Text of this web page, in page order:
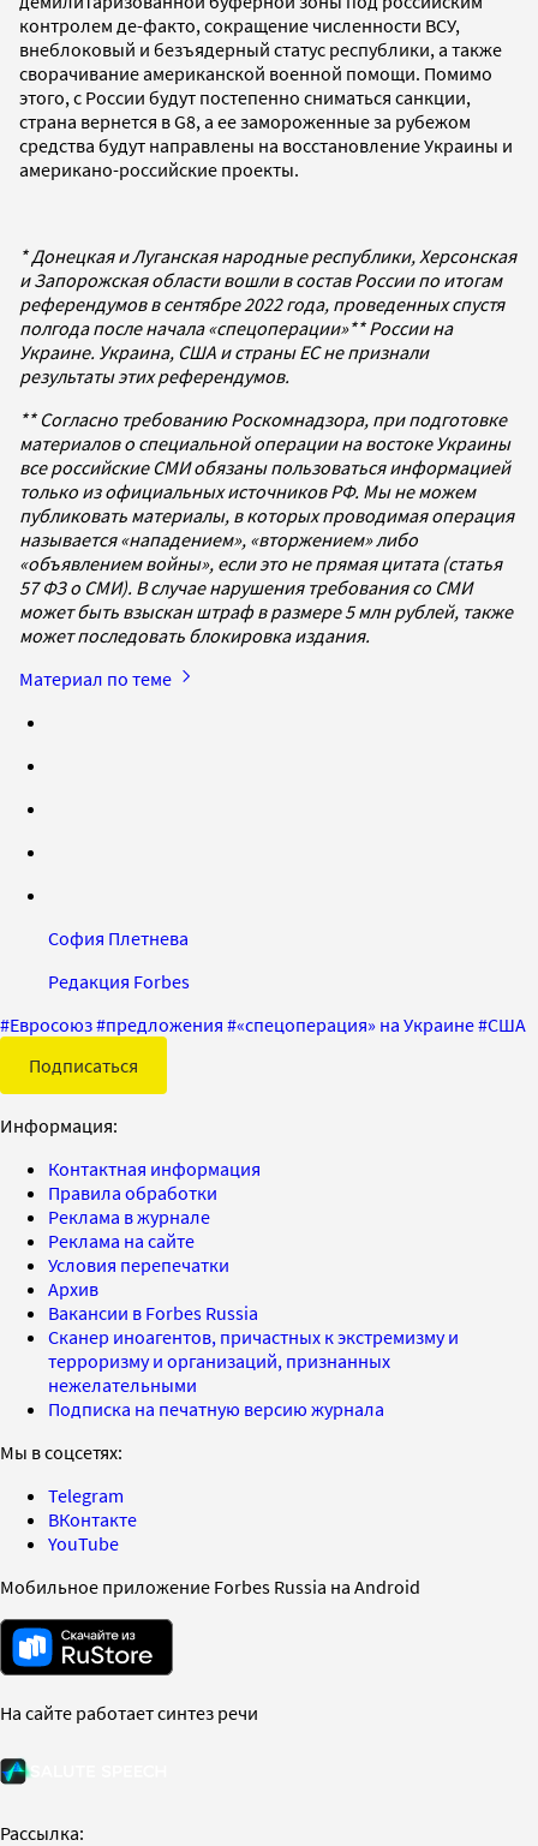
контролем де-факто, сокращение численности ВСУ,
внеблоковый и безъядерный статус республики, а также
сворачивание американской военной помощи. Помимо
этого, с России будут постепенно сниматься санкции,
страна вернется в G8, а ее замороженные за рубежом
средства будут направлены на восстановление Украины и
американо-российские проекты.
* Донецкая и Луганская народные республики, Херсонская
и Запорожская области вошли в состав России по итогам
референдумов в сентябре 2022 года, проведенных спустя
полгода после начала «спецоперации»** России на
Украине. Украина, США и страны ЕС не признали
результаты этих референдумов.
** Согласно требованию Роскомнадзора, при подготовке
материалов о специальной операции на востоке Украины
все российские СМИ обязаны пользоваться информацией
только из официальных источников РФ. Мы не можем
публиковать материалы, в которых проводимая операция
называется «нападением», «вторжением» либо
«объявлением войны», если это не прямая цитата (статья
57 ФЗ о СМИ). В случае нарушения требования со СМИ
может быть взыскан штраф в размере 5 млн рублей, также
может последовать блокировка издания.
Материал по теме
София Плетнева
Редакция Forbes
#Евросоюз#предложения #«спецоперация» на Украине#США
Подписаться
Информация:
Контактная информация
Правила обработки
Реклама в журнале
Реклама на сайте
Условия перепечатки
Архив
Вакансии в Forbes Russia
Сканер иноагентов, причастных к экстремизму и
терроризму и организаций, признанных
нежелательными
Подписка на печатную версию журнала
Мы в соцсетях:
Telegram
ВКонтакте
YouTube
Мобильное приложение Forbes Russia на Android
На сайте работает синтез речи
Рассылка: